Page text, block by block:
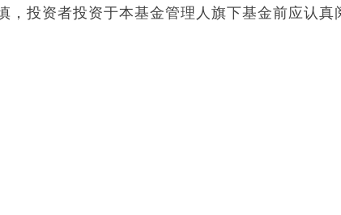
投资者投资于本基金管理人旗下基金前应认真